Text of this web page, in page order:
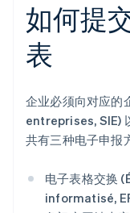
如何提
表
企业必须向对应
entreprises, SIE)
共有三种电子申报
电子表格交换
informatisé,